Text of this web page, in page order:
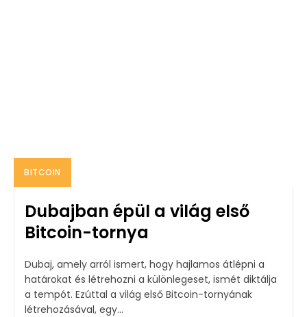
BITCOIN
Dubajban épül a világ első
Bitcoin-tornya
Dubaj, amely arról ismert, hogy hajlamos átlépni a
határokat és létrehozni a különlegeset, ismét diktálja
a tempót. Ezúttal a világ első Bitcoin-tornyának
létrehozásával, egy...